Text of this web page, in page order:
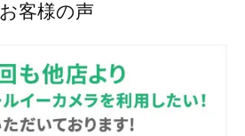
お客様の声